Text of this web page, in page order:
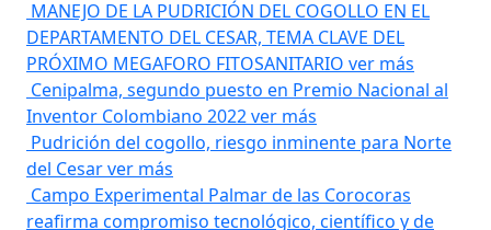
MANEJO DE LA PUDRICIÓN DEL COGOLLO EN EL
DEPARTAMENTO DEL CESAR, TEMA CLAVE DEL
PRÓXIMO MEGAFORO FITOSANITARIO ver más
Cenipalma, segundo puesto en Premio Nacional al
Inventor Colombiano 2022ver más
Pudrición del cogollo, riesgo inminente para Norte
del Cesarver más
Campo Experimental Palmar de las Corocoras
reafirma compromiso tecnológico, científico y de